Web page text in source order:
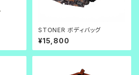
STONER ボディバッグ
¥15,800